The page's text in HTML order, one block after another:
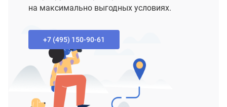
на максимально выгодных условиях.
+7 (495) 150-90-61‬